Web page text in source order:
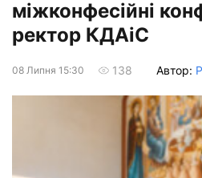
міжконфесійні
ректор КДАіС
08 Липня 15:30 138 Автор: